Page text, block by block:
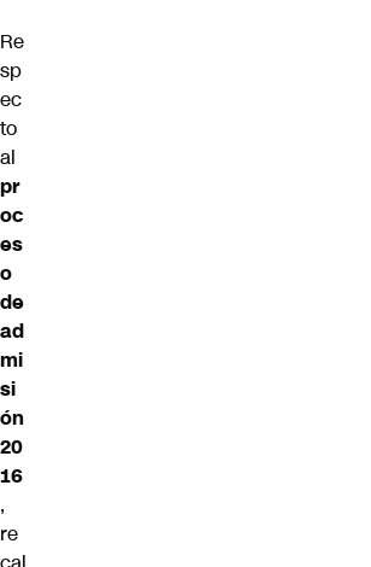
Re
sp
ec
to
al
pr
oc
es
o
de
ad
mi
si
ón
20
16
,
re